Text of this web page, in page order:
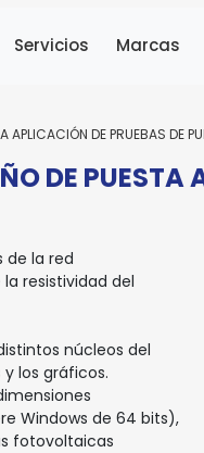
Servicios Marcas
APLICACIÓN DE PRUEBAS DE
DE PUESTA
de la red
resistividad del
núcleos del
los gráficos.
Windows de 64 bits),
fotovoltaicas
Para enviar la